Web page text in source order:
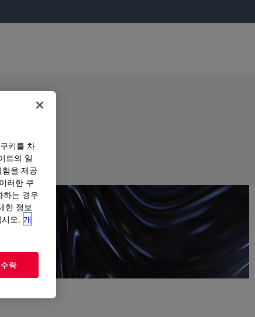
키를 차
트의 일
을 제공
러한 쿠
하는 경우
한 정보
오. 개
락